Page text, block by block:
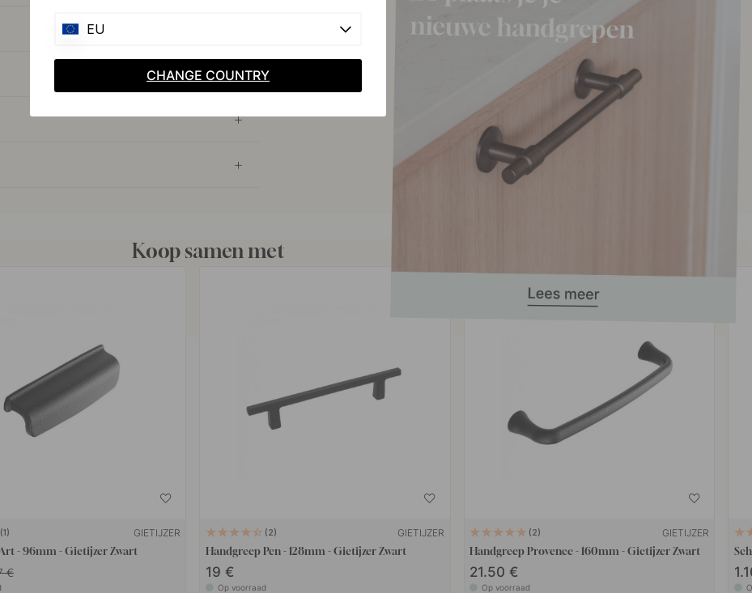
Koop samen met
1 GIETIJZER
- 96mm - Gietijzer Zwart
€
2 GIETIJZER
Handgreep Pen - 128mm - Gietijzer Zwart
19 €
Op voorraad
2 GIETIJZER
Handgreep Provence - 160mm - Gietijzer Zwart
21.50 €
Op voorraad
EU
CHANGE COUNTRY